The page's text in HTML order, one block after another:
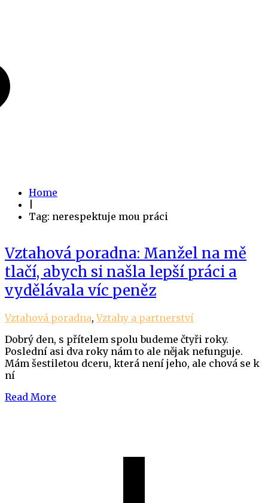
Home
Tag: nerespektuje mou práci
Vztahová poradna: Manžel na mě
tlačí, abych si našla lepší práci a
vydělávala víc peněz
Vztahová poradna,Vztahy a partnerství
Dobrý den, s přítelem spolu budeme čtyři roky.
Poslední asi dva roky nám to ale nějak nefunguje.
Mám šestiletou dceru, která není jeho, ale chová se k
ní
Read More